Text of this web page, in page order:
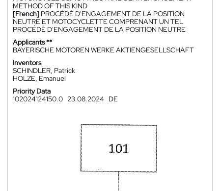
METHOD OF THIS KIND
[French] PROCÉDÉ D'ENGAGEMENT DE LA POSITION
NEUTRE ET MOTOCYCLETTE COMPRENANT UN TEL
PROCÉDÉ D'ENGAGEMENT DE LA POSITION NEUTRE
Applicants **
BAYERISCHE MOTOREN WERKE AKTIENGESELLSCHAFT
Inventors
SCHINDLER, Patrick
HOLZE, Emanuel
Priority Data
102024124150.0 23.08.2024 DE